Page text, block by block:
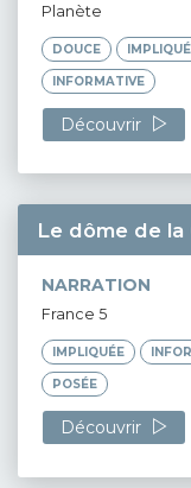
Planète
DOUCE
INFORMATIVE
Découvrir
Le dôme de
NARRATION
France 5
IMPLIQUÉE
POSÉE
Découvrir